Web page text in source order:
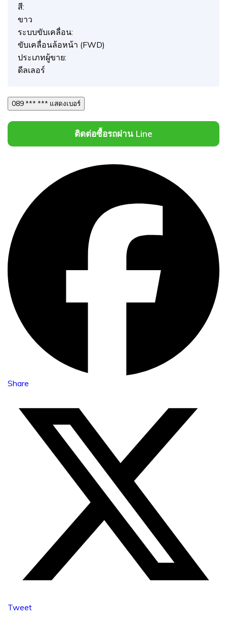
สี:
ขาว
ระบบขับเคลื่อน:
ขับเคลื่อนล้อหน้า (FWD)
ประเภทผู้ขาย:
ดีลเลอร์
089 *** *** แสดงเบอร์
ติดต่อซื้อรถผ่าน Line
Share
Tweet